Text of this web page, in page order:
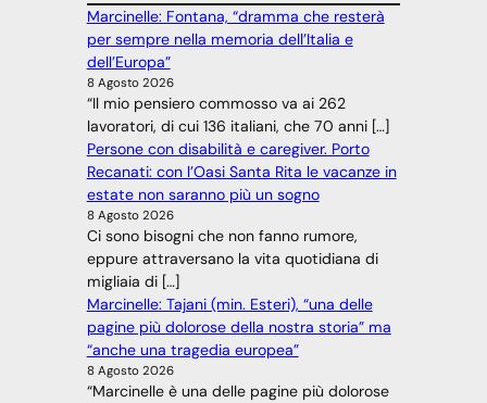
Marcinelle: Fontana, “dramma che resterà
per sempre nella memoria dell’Italia e
dell’Europa”
8 Agosto 2026
“Il mio pensiero commosso va ai 262
lavoratori, di cui 136 italiani, che 70 anni […]
Persone con disabilità e caregiver. Porto
Recanati: con l’Oasi Santa Rita le vacanze in
estate non saranno più un sogno
8 Agosto 2026
Ci sono bisogni che non fanno rumore,
eppure attraversano la vita quotidiana di
migliaia di […]
Marcinelle: Tajani (min. Esteri), “una delle
pagine più dolorose della nostra storia” ma
“anche una tragedia europea”
8 Agosto 2026
“Marcinelle è una delle pagine più dolorose